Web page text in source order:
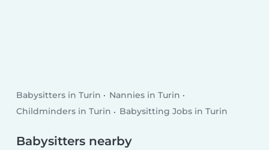
Babysitters in Turin
Nannies in Turin
Childminders in Turin
Babysitting Jobs in Turin
Babysitters nearby